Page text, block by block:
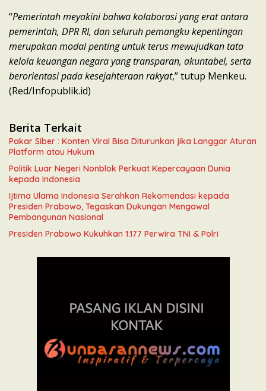
“Pemerintah meyakini bahwa kolaborasi yang erat antara
pemerintah, DPR RI, dan seluruh pemangku kepentingan
merupakan modal penting untuk terus mewujudkan tata
kelola keuangan negara yang transparan, akuntabel, serta
berorientasi pada kesejahteraan rakyat,” tutup Menkeu.
(Red/Infopublik.id)
Berita Terkait
Pakar Siber : Konten Viral Bisa Diturunkan jika Langgar Aturan
Platform atau Hukum
Politik Luar Negeri Nonblok Perkuat Kepercayaan Dunia
kepada Indonesia
Ijtima Ulama Indonesia Serahkan Rekomendasi kepada
Presiden Prabowo, Tegaskan Dukungan Mengawal
Pembangunan Nasional
Presiden Prabowo Kukuhkan 1.177 Perwira TNI & Polri